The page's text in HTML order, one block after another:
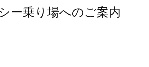
ー乗り場へのご案内